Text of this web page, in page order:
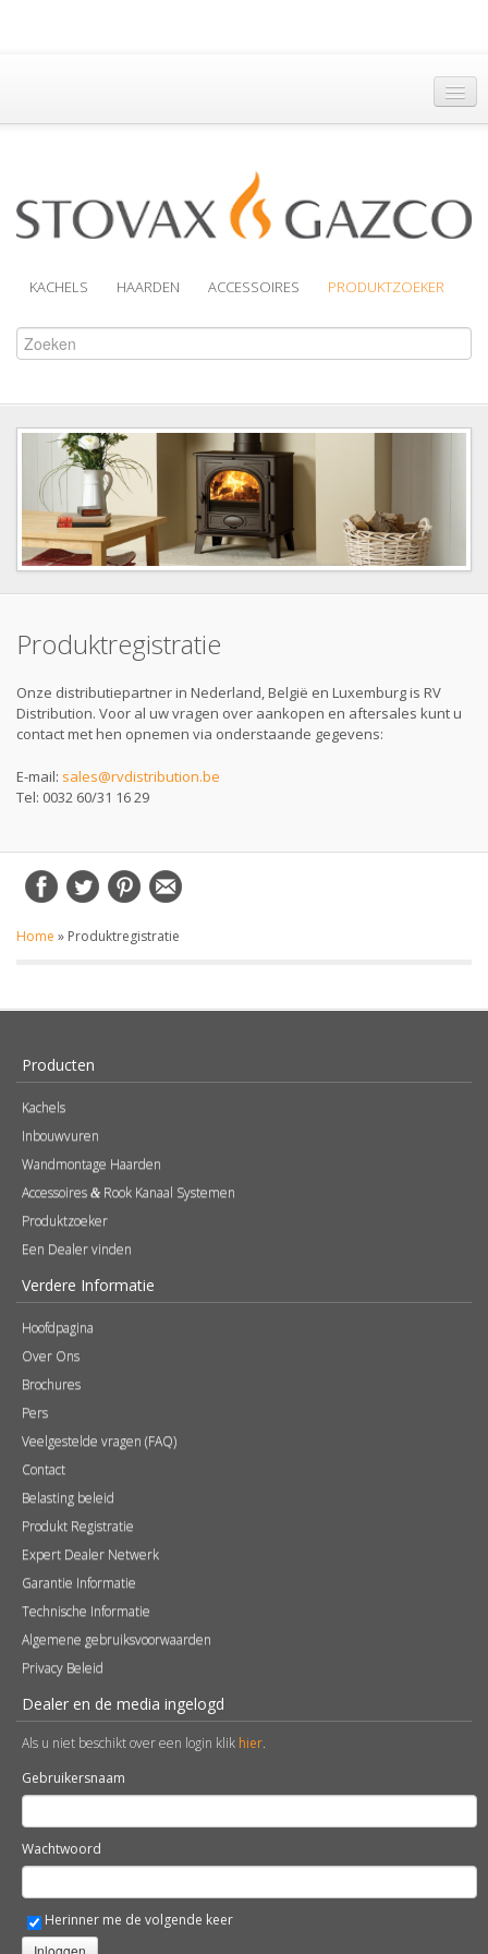
Hoofdpagina
Brochures
KACHELS HAARDEN ACCESSOIRES PRODUKTZOEKER
Produktregistratie
Onze distributiepartner in Nederland, België en Luxemburg is RV
Distribution. Voor al uw vragen over aankopen en aftersales kunt u
contact met hen opnemen via onderstaande gegevens:
E-mail: sales@rvdistribution.be
Tel: 0032 60/31 16 29
Home » Produktregistratie
Producten
Kachels
Inbouwvuren
Wandmontage Haarden
Accessoires & Rook Kanaal Systemen
Produktzoeker
Een Dealer vinden
Verdere Informatie
Hoofdpagina
Over Ons
Brochures
Pers
Veelgestelde vragen (FAQ)
Contact
Belasting beleid
Produkt Registratie
Expert Dealer Netwerk
Garantie Informatie
Technische Informatie
Algemene gebruiksvoorwaarden
Privacy Beleid
Dealer en de media ingelogd
Als u niet beschikt over een login klik hier.
Gebruikersnaam
Wachtwoord
Herinner me de volgende keer
Inloggen